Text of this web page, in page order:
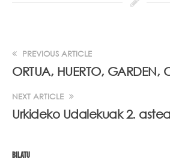
PREVIOUS ARTICLE
ORTUA, HUERTO, GARDEN,
NEXT ARTICLE
Urkideko Udalekuak 2. astea
BILATU